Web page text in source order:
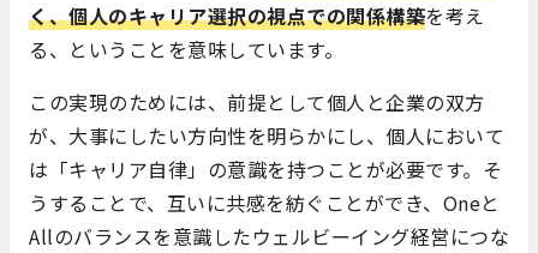
く、個人のキャリア選択の視点での関係構築を考え
る、ということを意味しています。
この実現のためには、前提として個人と企業の双方
が、大事にしたい方向性を明らかにし、個人において
は「キャリア自律」の意識を持つことが必要です。そ
うすることで、互いに共感を紡ぐことができ、Oneと
Allのバランスを意識したウェルビーイング経営につな